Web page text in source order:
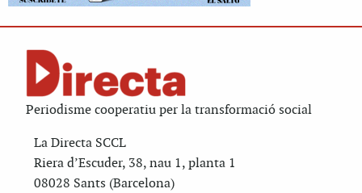
Periodisme cooperatiu per la transformació social
La Directa SCCL
Riera d’Escuder, 38, nau 1, planta 1
08028 Sants (Barcelona)